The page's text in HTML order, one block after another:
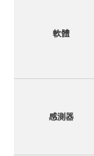
軟體
感測器